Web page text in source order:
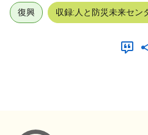
復興 収録:人と防災未来セ